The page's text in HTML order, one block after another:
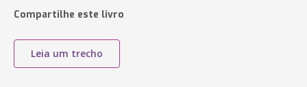
Compartilhe este livro
Leia um trecho